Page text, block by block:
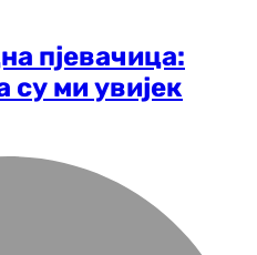
пјевачица:
ми увијек